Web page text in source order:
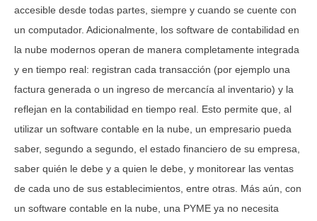
accesible desde todas partes, siempre y cuando se cuente con
un computador. Adicionalmente, los software de contabilidad en
la nube modernos operan de manera completamente integrada
y en tiempo real: registran cada transacción (por ejemplo una
factura generada o un ingreso de mercancía al inventario) y la
reflejan en la contabilidad en tiempo real. Esto permite que, al
utilizar un software contable en la nube, un empresario pueda
saber, segundo a segundo, el estado financiero de su empresa,
saber quién le debe y a quien le debe, y monitorear las ventas
de cada uno de sus establecimientos, entre otras. Más aún, con
un software contable en la nube, una PYME ya no necesita